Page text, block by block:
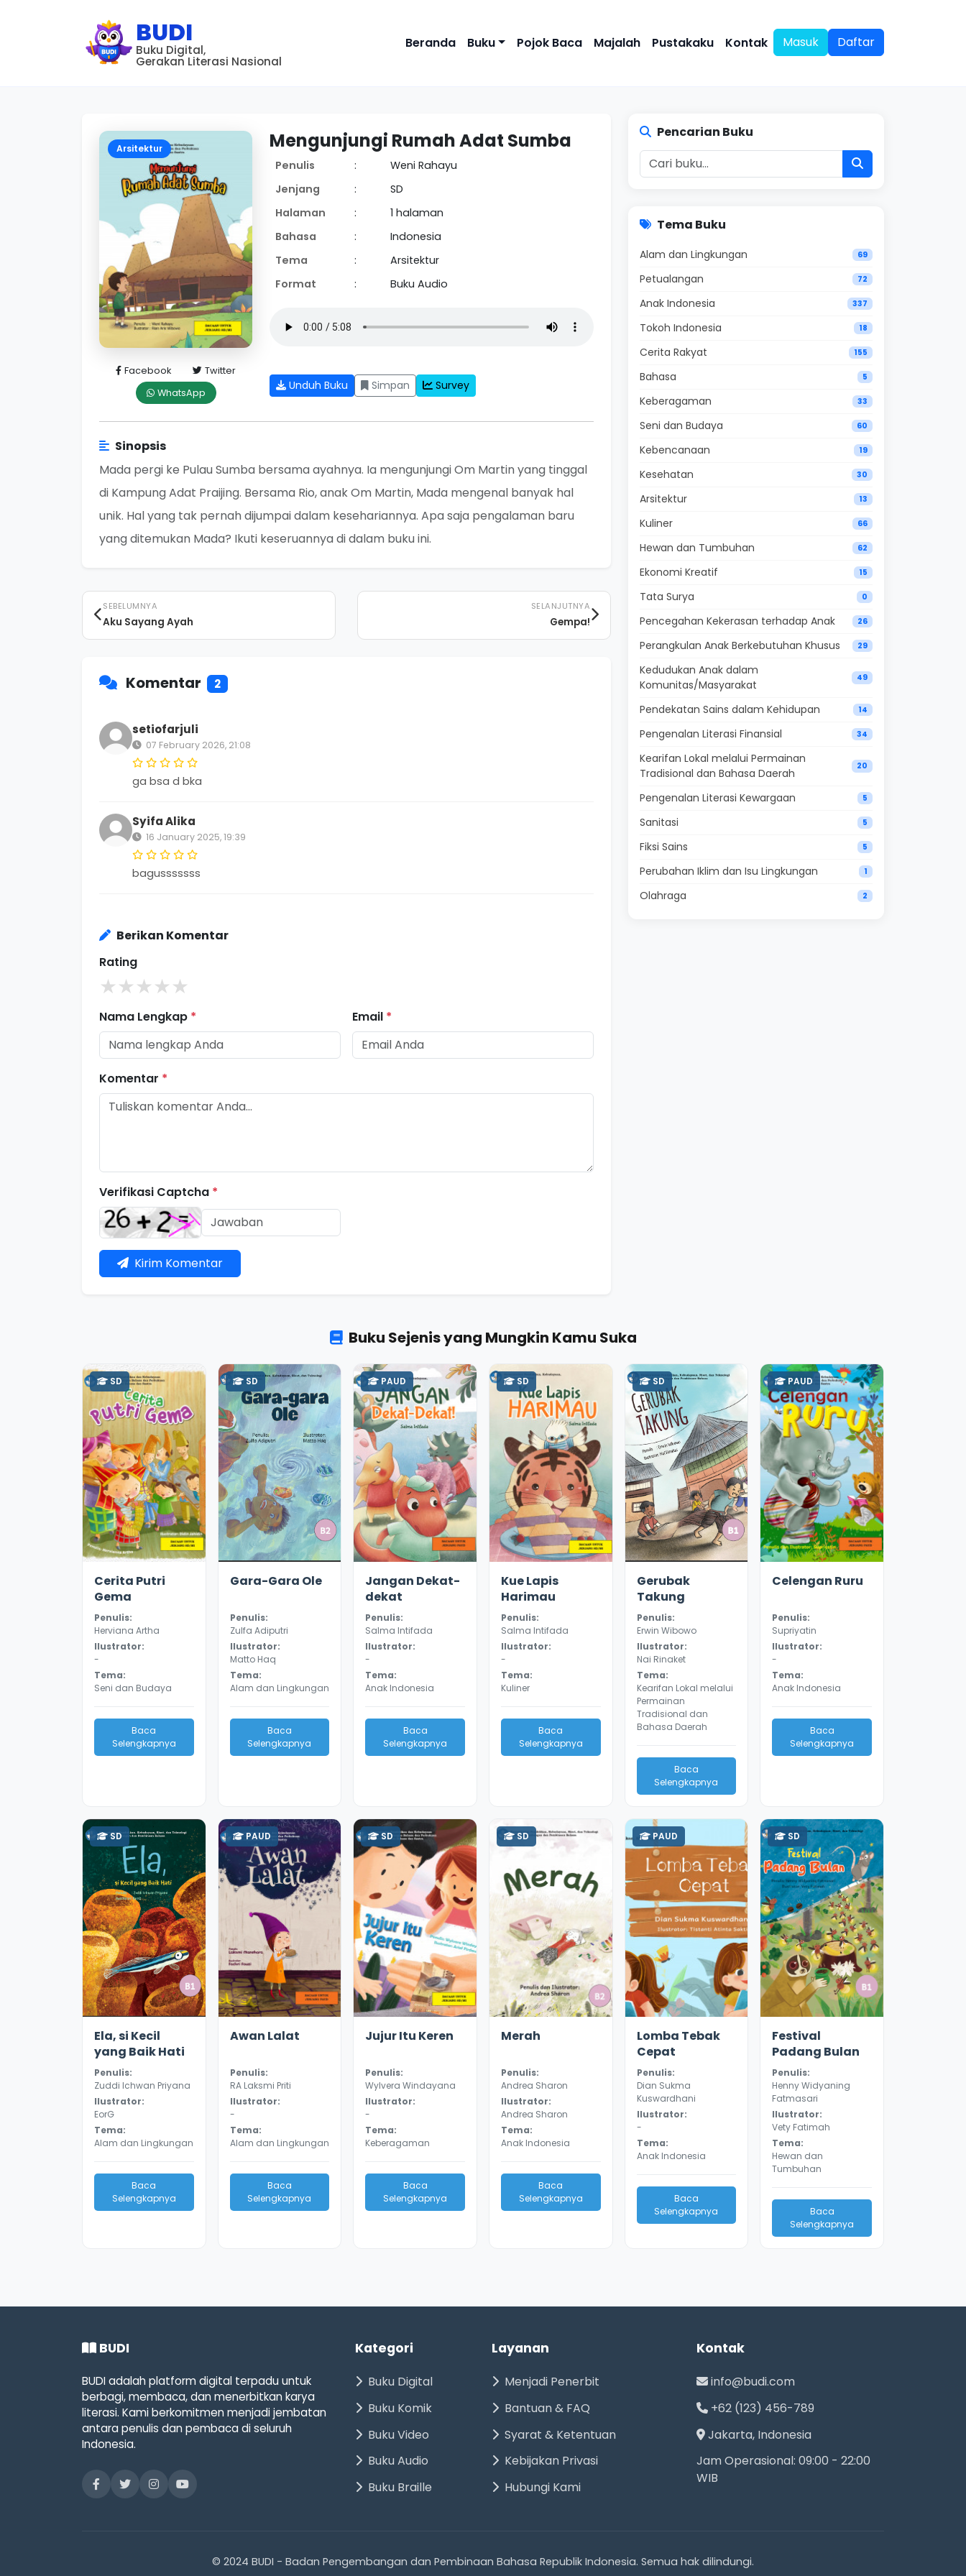
BUDI
Buku Digital,
Gerakan Literasi Nasional
Beranda Buku Pojok Baca Majalah Pustakaku Kontak Masuk Daftar
Arsitektur
Facebook
Twitter
WhatsApp
Mengunjungi Rumah Adat Sumba
Penulis :
Weni Rahayu
Jenjang
:
SD
Halaman
:
1 halaman
Bahasa
:
Indonesia
Tema
:
Arsitektur
Format
: Buku Audio
Unduh Buku Simpan Survey
Sinopsis
Mada pergi ke Pulau Sumba bersama ayahnya. Ia mengunjungi Om Martin yang tinggal
di Kampung Adat Praijing. Bersama Rio, anak Om Martin, Mada mengenal banyak hal
unik. Hal yang tak pernah dijumpai dalam kesehariannya. Apa saja pengalaman baru
yang ditemukan Mada? Ikuti keseruannya di dalam buku ini.
SEBELUMNYA
Aku Sayang Ayah
SELANJUTNYA
Gempa!
Komentar 2
setiofarjuli
07 February 2026, 21:08
ga bsa d bka
Syifa Alika
16 January 2025, 19:39
bagusssssss
Berikan Komentar
Rating
★★★★★
Nama Lengkap * Email *
Komentar *
Verifikasi Captcha *
Kirim Komentar
Pencarian Buku
Tema Buku
Alam dan Lingkungan 69
Petualangan 72
Anak Indonesia 337
Tokoh Indonesia 18
Cerita Rakyat 155
Bahasa 5
Keberagaman 33
Seni dan Budaya 60
Kebencanaan 19
Kesehatan 30
Arsitektur 13
Kuliner 66
Hewan dan Tumbuhan 62
Ekonomi Kreatif 15
Tata Surya 0
Pencegahan Kekerasan terhadap Anak 26
Perangkulan Anak Berkebutuhan Khusus 29
Kedudukan Anak dalam
Komunitas/Masyarakat
49
Pendekatan Sains dalam Kehidupan 14
Pengenalan Literasi Finansial 34
Kearifan Lokal melalui Permainan
Tradisional dan Bahasa Daerah
20
Pengenalan Literasi Kewargaan 5
Sanitasi 5
Fiksi Sains 5
Perubahan Iklim dan Isu Lingkungan 1
Olahraga 2
Buku Sejenis yang Mungkin Kamu Suka
SD
Cerita Putri
Gema
Penulis:
Herviana Artha
Ilustrator:
-
Tema:
Seni dan Budaya
Baca
Selengkapnya
SD
Gara-Gara Ole
Penulis:
Zulfa Adiputri
Ilustrator:
Matto Haq
Tema:
Alam dan Lingkungan
Baca
Selengkapnya
PAUD
Jangan Dekat-
dekat
Penulis:
Salma Intifada
Ilustrator:
-
Tema:
Anak Indonesia
Baca
Selengkapnya
SD
Kue Lapis
Harimau
Penulis:
Salma Intifada
Ilustrator:
-
Tema:
Kuliner
Baca
Selengkapnya
SD
Gerubak
Takung
Penulis:
Erwin Wibowo
Ilustrator:
Nai Rinaket
Tema:
Kearifan Lokal melalui
Permainan
Tradisional dan
Bahasa Daerah
Baca
Selengkapnya
PAUD
Celengan Ruru
Penulis:
Supriyatin
Ilustrator:
-
Tema:
Anak Indonesia
Baca
Selengkapnya
SD
Ela, si Kecil
yang Baik Hati
Penulis:
Zuddi Ichwan Priyana
Ilustrator:
EorG
Tema:
Alam dan Lingkungan
Baca
Selengkapnya
PAUD
Awan Lalat
Penulis:
RA Laksmi Priti
Ilustrator:
-
Tema:
Alam dan Lingkungan
Baca
Selengkapnya
SD
Jujur Itu Keren
Penulis:
Wylvera Windayana
Ilustrator:
-
Tema:
Keberagaman
Baca
Selengkapnya
SD
Merah
Penulis:
Andrea Sharon
Ilustrator:
Andrea Sharon
Tema:
Anak Indonesia
Baca
Selengkapnya
PAUD
Lomba Tebak
Cepat
Penulis:
Dian Sukma
Kuswardhani
Ilustrator:
-
Tema:
Anak Indonesia
Baca
Selengkapnya
SD
Festival
Padang Bulan
Penulis:
Henny Widyaning
Fatmasari
Ilustrator:
Vety Fatimah
Tema:
Hewan dan
Tumbuhan
Baca
Selengkapnya
BUDI
BUDI adalah platform digital terpadu untuk
berbagi, membaca, dan menerbitkan karya
literasi. Kami berkomitmen menjadi jembatan
antara penulis dan pembaca di seluruh
Indonesia.
Kategori
Buku Digital
Buku Komik
Buku Video
Buku Audio
Buku Braille
Layanan
Menjadi Penerbit
Bantuan & FAQ
Syarat & Ketentuan
Kebijakan Privasi
Hubungi Kami
Kontak
info@budi.com
+62 (123) 456-789
Jakarta, Indonesia
Jam Operasional: 09:00 - 22:00
WIB
© 2024 BUDI - Badan Pengembangan dan Pembinaan Bahasa Republik Indonesia. Semua hak dilindungi.